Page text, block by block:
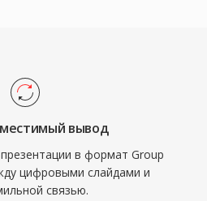
вывод
в формат Group
цифровыми слайдами и
связью.